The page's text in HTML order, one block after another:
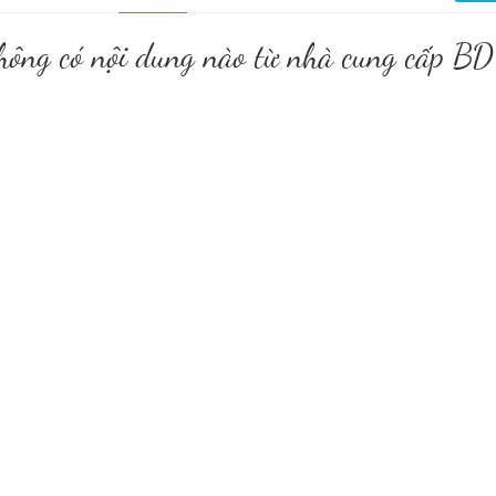
có nội dung nào từ nhà cung cấp